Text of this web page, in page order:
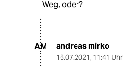
Weg, oder?
AM andreas mirko
16.07.2021, 11:41 Uhr